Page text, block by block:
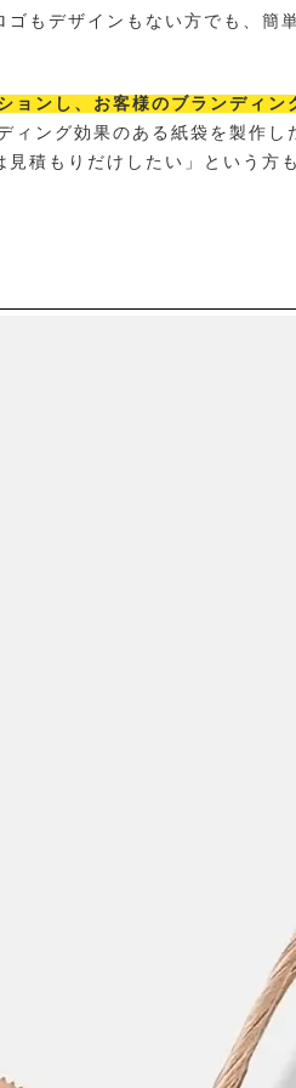
もデザインもない方でも、簡
ョンし、お客様のブランディン
ィング効果のある紙袋を製作し
積もりだけしたい」という方